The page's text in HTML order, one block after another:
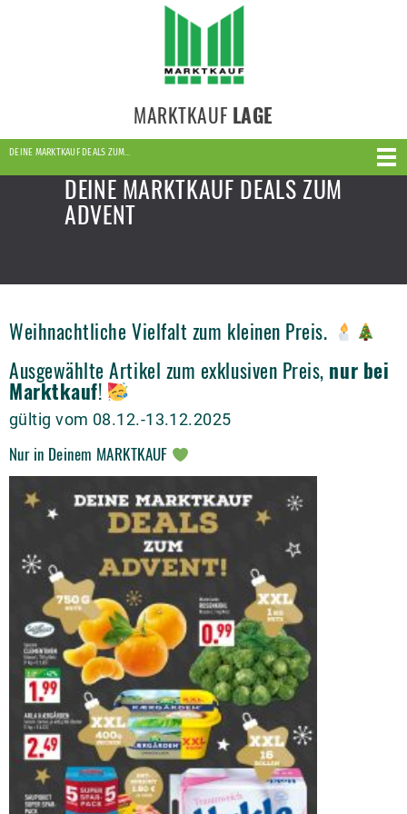
MARKTKAUF LAGE
DEINE MARKTKAUF DEALS ZUM…
DEINE MARKTKAUF DEALS ZUM
ADVENT
Weihnachtliche Vielfalt zum kleinen Preis.
Ausgewählte Artikel zum exklusiven Preis, nur bei
Marktkauf!
gültig vom 08.12.-13.12.2025
Nur in Deinem MARKTKAUF